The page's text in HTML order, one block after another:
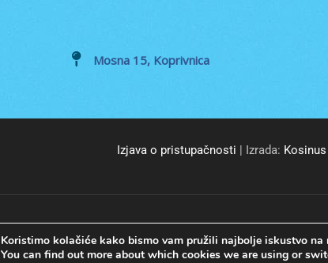
Mosna 15, Koprivnica
Izjava o pristupačnosti | Izrada: Kosinus
© GKP Komunalac Koprivnica
Koristimo kolačiće kako bismo vam pružili najbolje iskustvo na
You can find out more about which cookies we are using or